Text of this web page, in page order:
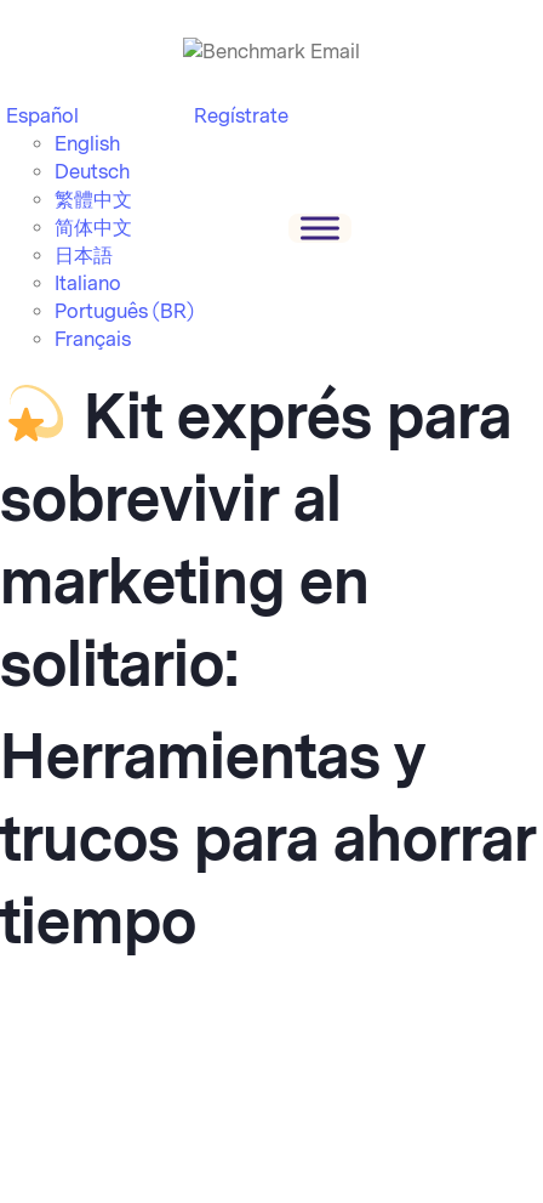
Español
English
Deutsch
繁體中文
简体中文
日本語
Italiano
Português (BR)
Français
Regístrate
Kit exprés para
sobrevivir al
marketing en
solitario:
Herramientas y
trucos para ahorrar
tiempo